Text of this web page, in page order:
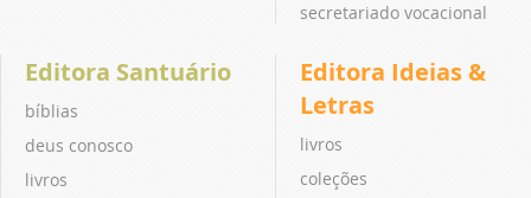
secretariado vocacional
Editora Santuário
bíblias
deus conosco
livros
Editora Ideias &
Letras
livros
coleções